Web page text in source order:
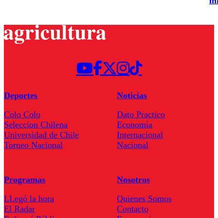
Deportes
Colo Colo
Seleccion Chilena
Universidad de Chile
Torneo Nacional
Noticias
Dato Practico
Economía
Internacional
Nacional
Programas
LLegó la hora
El Radar
Nosotros
Quienes Somos
Contacto